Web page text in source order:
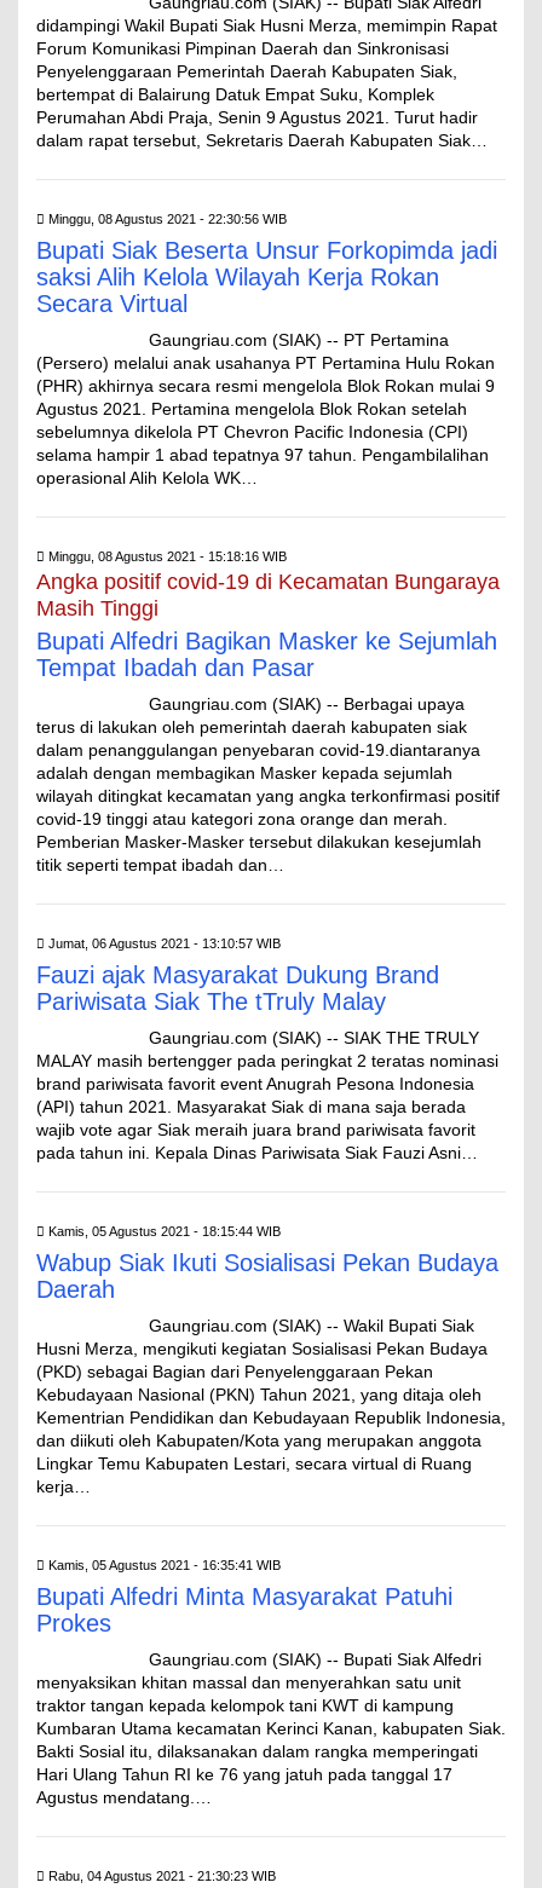
didampingi Wakil Bupati Siak Husni Merza, memimpin Rapat
Forum Komunikasi Pimpinan Daerah dan Sinkronisasi
Penyelenggaraan Pemerintah Daerah Kabupaten Siak,
bertempat di Balairung Datuk Empat Suku, Komplek
Perumahan Abdi Praja, Senin 9 Agustus 2021. Turut hadir
dalam rapat tersebut, Sekretaris Daerah Kabupaten Siak…
Minggu, 08 Agustus 2021 - 22:30:56 WIB
Bupati Siak Beserta Unsur Forkopimda jadi
saksi Alih Kelola Wilayah Kerja Rokan
Secara Virtual
Gaungriau.com (SIAK) -- PT Pertamina
(Persero) melalui anak usahanya PT Pertamina Hulu Rokan
(PHR) akhirnya secara resmi mengelola Blok Rokan mulai 9
Agustus 2021. Pertamina mengelola Blok Rokan setelah
sebelumnya dikelola PT Chevron Pacific Indonesia (CPI)
selama hampir 1 abad tepatnya 97 tahun. Pengambilalihan
operasional Alih Kelola WK…
Minggu, 08 Agustus 2021 - 15:18:16 WIB
Angka positif covid-19 di Kecamatan Bungaraya
Masih Tinggi
Bupati Alfedri Bagikan Masker ke Sejumlah
Tempat Ibadah dan Pasar
Gaungriau.com (SIAK) -- Berbagai upaya
terus di lakukan oleh pemerintah daerah kabupaten siak
dalam penanggulangan penyebaran covid-19.diantaranya
adalah dengan membagikan Masker kepada sejumlah
wilayah ditingkat kecamatan yang angka terkonfirmasi positif
covid-19 tinggi atau kategori zona orange dan merah.
Pemberian Masker-Masker tersebut dilakukan kesejumlah
titik seperti tempat ibadah dan…
Jumat, 06 Agustus 2021 - 13:10:57 WIB
Fauzi ajak Masyarakat Dukung Brand
Pariwisata Siak The tTruly Malay
Gaungriau.com (SIAK) -- SIAK THE TRULY
MALAY masih bertengger pada peringkat 2 teratas nominasi
brand pariwisata favorit event Anugrah Pesona Indonesia
(API) tahun 2021. Masyarakat Siak di mana saja berada
wajib vote agar Siak meraih juara brand pariwisata favorit
pada tahun ini. Kepala Dinas Pariwisata Siak Fauzi Asni…
Kamis, 05 Agustus 2021 - 18:15:44 WIB
Wabup Siak Ikuti Sosialisasi Pekan Budaya
Daerah
Gaungriau.com (SIAK) -- Wakil Bupati Siak
Husni Merza, mengikuti kegiatan Sosialisasi Pekan Budaya
(PKD) sebagai Bagian dari Penyelenggaraan Pekan
Kebudayaan Nasional (PKN) Tahun 2021, yang ditaja oleh
Kementrian Pendidikan dan Kebudayaan Republik Indonesia,
dan diikuti oleh Kabupaten/Kota yang merupakan anggota
Lingkar Temu Kabupaten Lestari, secara virtual di Ruang
kerja…
Kamis, 05 Agustus 2021 - 16:35:41 WIB
Bupati Alfedri Minta Masyarakat Patuhi
Prokes
Gaungriau.com (SIAK) -- Bupati Siak Alfedri
menyaksikan khitan massal dan menyerahkan satu unit
traktor tangan kepada kelompok tani KWT di kampung
Kumbaran Utama kecamatan Kerinci Kanan, kabupaten Siak.
Bakti Sosial itu, dilaksanakan dalam rangka memperingati
Hari Ulang Tahun RI ke 76 yang jatuh pada tanggal 17
Agustus mendatang.…
Rabu, 04 Agustus 2021 - 21:30:23 WIB